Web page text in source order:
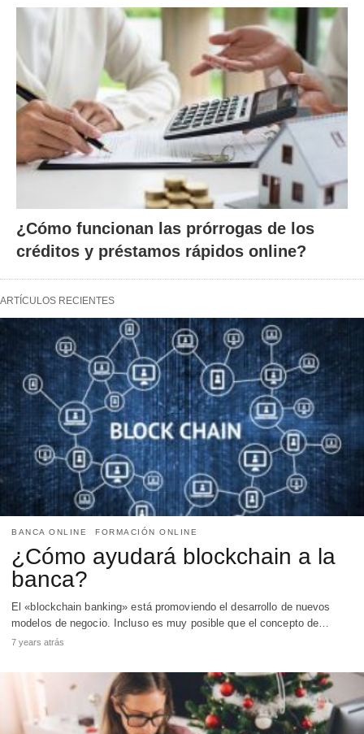
¿Cómo funcionan las prórrogas de los
créditos y préstamos rápidos online?
ARTÍCULOS RECIENTES
BANCA ONLINE FORMACIÓN ONLINE
¿Cómo ayudará blockchain a la
banca?
El «blockchain banking» está promoviendo el desarrollo de nuevos
modelos de negocio. Incluso es muy posible que el concepto de…
7 years atrás